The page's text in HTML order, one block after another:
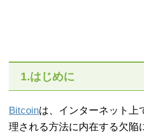
1.はじめに
Bitcoinは、インターネット上
理される方法に内在する欠陥